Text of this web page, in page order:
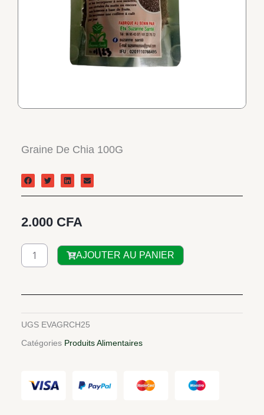
Graine De Chia 100G
2.000 CFA
quantité
de
de
100G
AJOUTER AU PANIER
UGS EVAGRCH25
Catégories Produits Alimentaires